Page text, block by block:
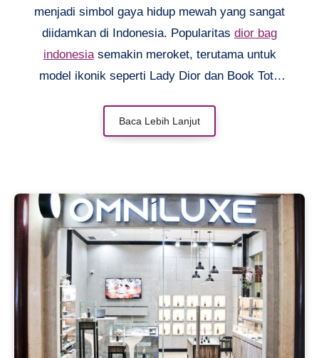
menjadi simbol gaya hidup mewah yang sangat
diidamkan di Indonesia. Popularitas dior bag
indonesiasemakin meroket, terutama untuk
model ikonik seperti Lady Dior dan Book Tote
banyak orang, memiliki tas dari Christian Dior
bukan hanya soal menyimpan barang, melainkan
pasar Indonesia, termasuk koleksi terbaru yang
tersedia di ReLuxe, tips autentikasi, hingga cara
merawat investasi fashion bernilai tinggi ini agar
tetap awet dan elegan seiring waktu.
Baca Lebih Lanjut